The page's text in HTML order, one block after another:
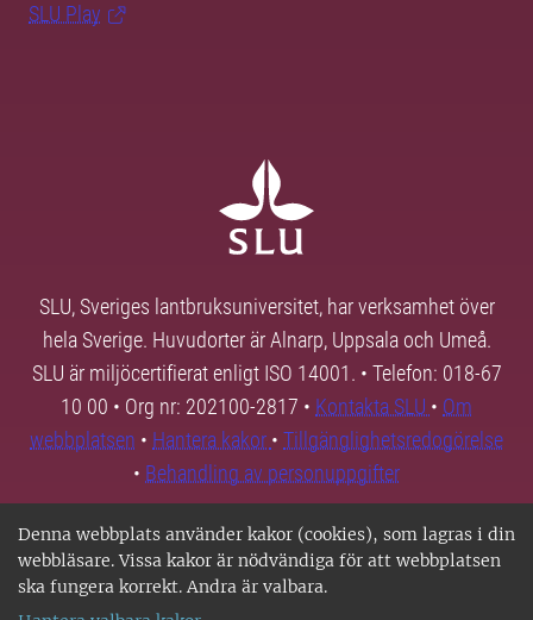
Denna webbplats använder kakor (cookies), som lagras i din
webbläsare. Vissa kakor är nödvändiga för att webbplatsen
ska fungera korrekt. Andra är valbara.
SLU Play
SLU, Sveriges lantbruksuniversitet, har verksamhet över
hela Sverige. Huvudorter är Alnarp, Uppsala och Umeå.
SLU är miljöcertifierat enligt ISO 14001. • Telefon: 018-67
10 00 • Org nr: 202100-2817 • Kontakta SLU • Om
webbplatsen • Hantera kakor • Tillgänglighetsredogörelse
• Behandling av personuppgifter